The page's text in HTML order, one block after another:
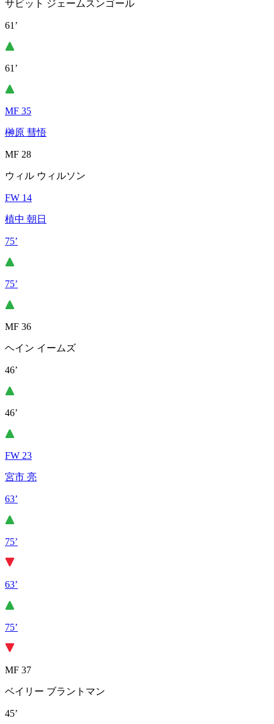
サビット ジェームスンゴール
61’
61’
MF 35
榊原 彗悟
MF 28
ウィル ウィルソン
FW 14
植中 朝日
75’
75’
MF 36
ヘイン イームズ
46’
46’
FW 23
宮市 亮
63’
75’
63’
75’
MF 37
ベイリー ブラントマン
45’